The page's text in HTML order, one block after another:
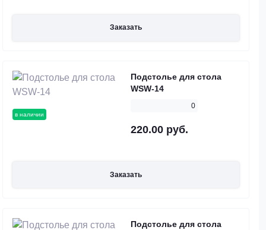
Заказать
в наличии
Подстолье для стола
WSW-14
0
220.00 руб.
Заказать
Подстолье для стола